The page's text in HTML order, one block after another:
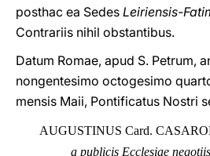
posthac ea Sedes Leiriensis-
Contrariis nihil obstantibus.
Datum Romae, apud S. Petrum,
nongentesimo octogesimo
mensis Maii, Pontificatus Nostri
AUGUSTINUS Card.
a publicis Ecclesiae negotiis